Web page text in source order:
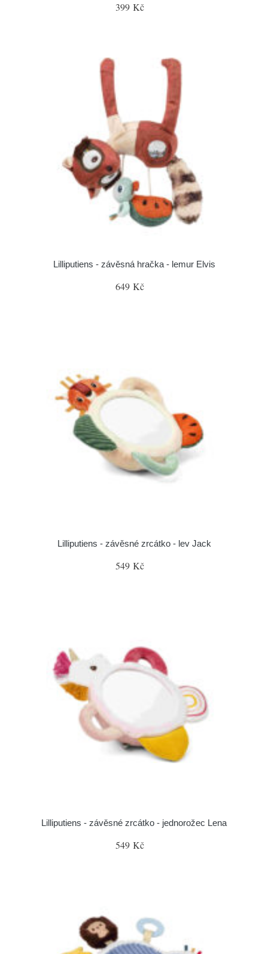
399 Kč
Lilliputiens - závěsná hračka - lemur Elvis
649 Kč
Lilliputiens - závěsné zrcátko - lev Jack
549 Kč
Lilliputiens - závěsné zrcátko - jednorožec Lena
549 Kč